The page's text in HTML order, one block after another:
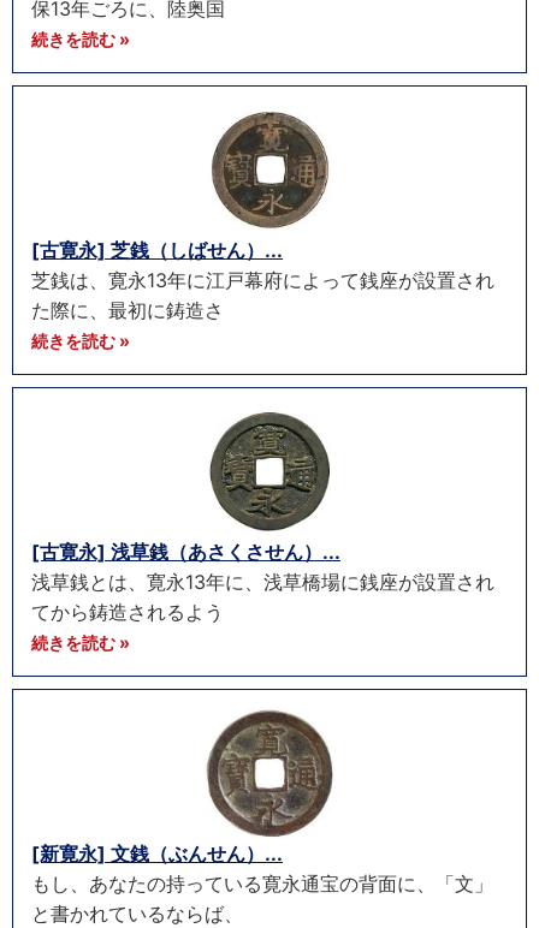
保13年ごろに、陸奥国
続きを読む »
[古寛永] 芝銭（しばせん）...
芝銭は、寛永13年に江戸幕府によって銭座が設置され
た際に、最初に鋳造さ
続きを読む »
[古寛永] 浅草銭（あさくさせん）...
浅草銭とは、寛永13年に、浅草橋場に銭座が設置され
てから鋳造されるよう
続きを読む »
[新寛永] 文銭（ぶんせん）...
もし、あなたの持っている寛永通宝の背面に、「文」
と書かれているならば、